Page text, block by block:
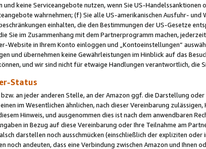
keine Serviceangebote nutzen, wenn Sie US-Handelssanktionen
wahrnehmen; (f) Sie alle US-amerikanischen Ausfuhr-
einhalten, die den Bestimmungen der US-Gesetze
Sie im Zusammenhang mit dem Partnerprogramm machen,
Website in Ihrem Konto einloggen und „Kontoeinstellungen“
und übernehmen keine Gewährleistungen im Hinblick auf das
und wir sind nicht für etwaige Handlungen verantwortlich, die
Status
an jeder anderen Stelle, an der Amazon ggf. die Darstellung
im Wesentlichen ähnlichen, nach dieser Vereinbarung
Hinweis, und ausgenommen dies ist nach dem anwendbaren
in Bezug auf diese Vereinbarung oder Ihre Teilnahme am
darstellen noch ausschmücken (einschließlich der expliziten
noch andeuten, dass eine Verbindung zwischen Amazon und Ihnen